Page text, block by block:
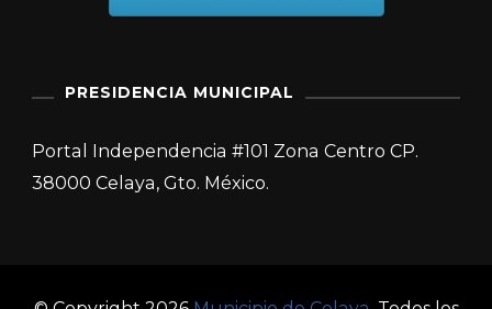
PRESIDENCIA MUNICIPAL
Portal Independencia #101 Zona Centro CP.
38000 Celaya, Gto. México.